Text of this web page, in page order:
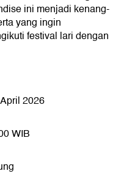
ini menjadi kenang-
yang ingin
festival lari dengan
2026
WIB